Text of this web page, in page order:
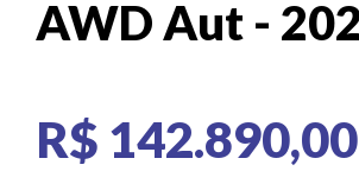
AWD Aut -
R$ 142.890,00